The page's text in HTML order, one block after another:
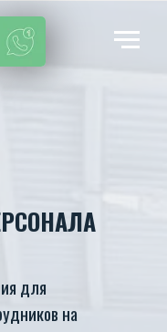
для
на